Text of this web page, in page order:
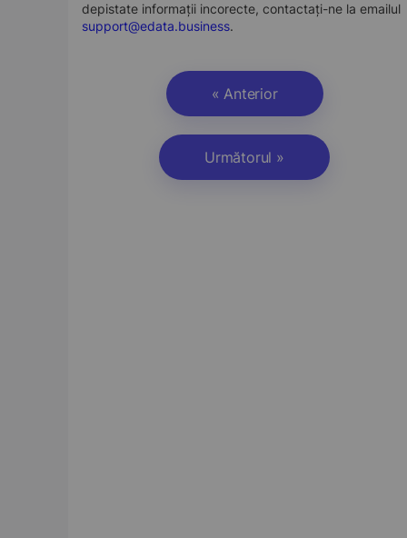
depistate informații incorecte, contactați-ne la emailul
support@edata.business.
« Anterior
Următorul »